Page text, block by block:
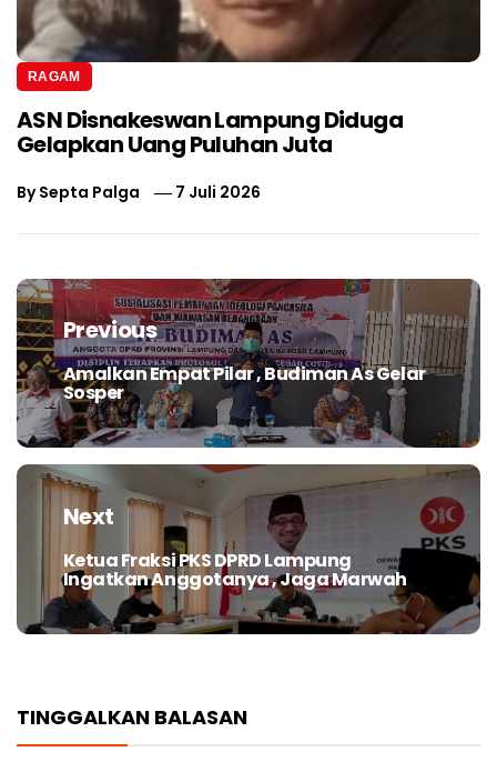
RAGAM
ASN Disnakeswan Lampung Diduga
Gelapkan Uang Puluhan Juta
BySepta Palga 7 Juli 2026
Navigasi
posPrevious
Previous
post:
Amalkan Empat Pilar , Budiman As Gelar
Sosper
Next
Next
post:
Ketua Fraksi PKS DPRD Lampung
Ingatkan Anggotanya , Jaga Marwah
TINGGALKAN BALASAN